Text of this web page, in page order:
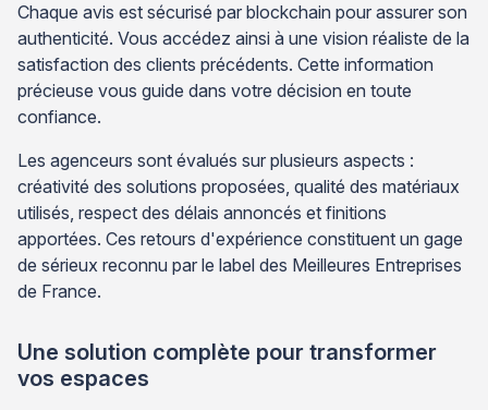
Chaque avis est sécurisé par blockchain pour assurer son
authenticité. Vous accédez ainsi à une vision réaliste de la
satisfaction des clients précédents. Cette information
précieuse vous guide dans votre décision en toute
confiance.
Les agenceurs sont évalués sur plusieurs aspects :
créativité des solutions proposées, qualité des matériaux
utilisés, respect des délais annoncés et finitions
apportées. Ces retours d'expérience constituent un gage
de sérieux reconnu par le label des Meilleures Entreprises
de France.
Une solution complète pour transformer
vos espaces